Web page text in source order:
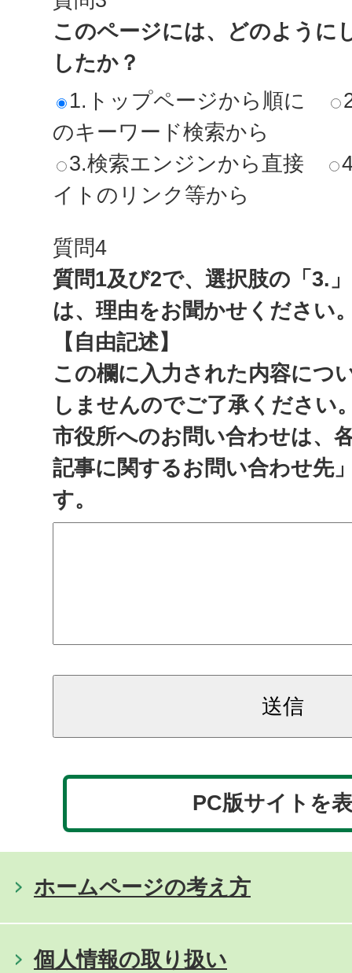
このページには、どのように
したか？
1.トップページから順に
のキーワード検索から
3.検索エンジンから直接
イトのリンク等から
質問4
質問1及び2で、選択肢の「3.
は、理由をお聞かせください
【自由記述】
この欄に入力された内容につ
しませんのでご了承ください
市役所へのお問い合わせは、
記事に関するお問い合わせ先
す。
PC版サイトを
ホームページの考え方
個人情報の取り扱い